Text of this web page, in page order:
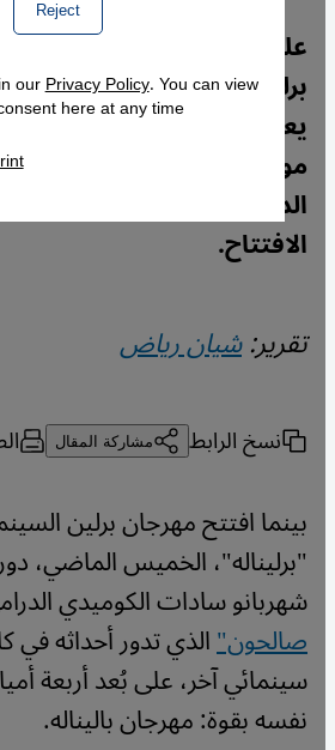
على وقع الجدل المتجدد
برلين السينمائي من
يعود مهرجان باليناله في
موسّع من الأفلام والمعارض
الدولية. ينقل شايان رياض
الافتتاح.
تقرير:شيان رياض
نسخ الرابط مشاركة المقال
بينما افتتح مهرجان برلين
"برليناله"، الخميس الماضي،
شهربانو سادات الكوميدي
صالحون"الذي تدور أحداثه
سينمائي آخر، على بُعد أربعة
نفسه بقوة: مهرجان باليناله.
Reject
ourPrivacy Policy. You can view
here at any time.